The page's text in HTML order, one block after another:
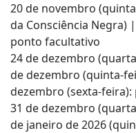
20 de novembro
da Consciência Negra)
ponto facultativo
24 de dezembro
de dezembro (quinta-
dezembro (sexta-
31 de dezembro
de janeiro de 2026